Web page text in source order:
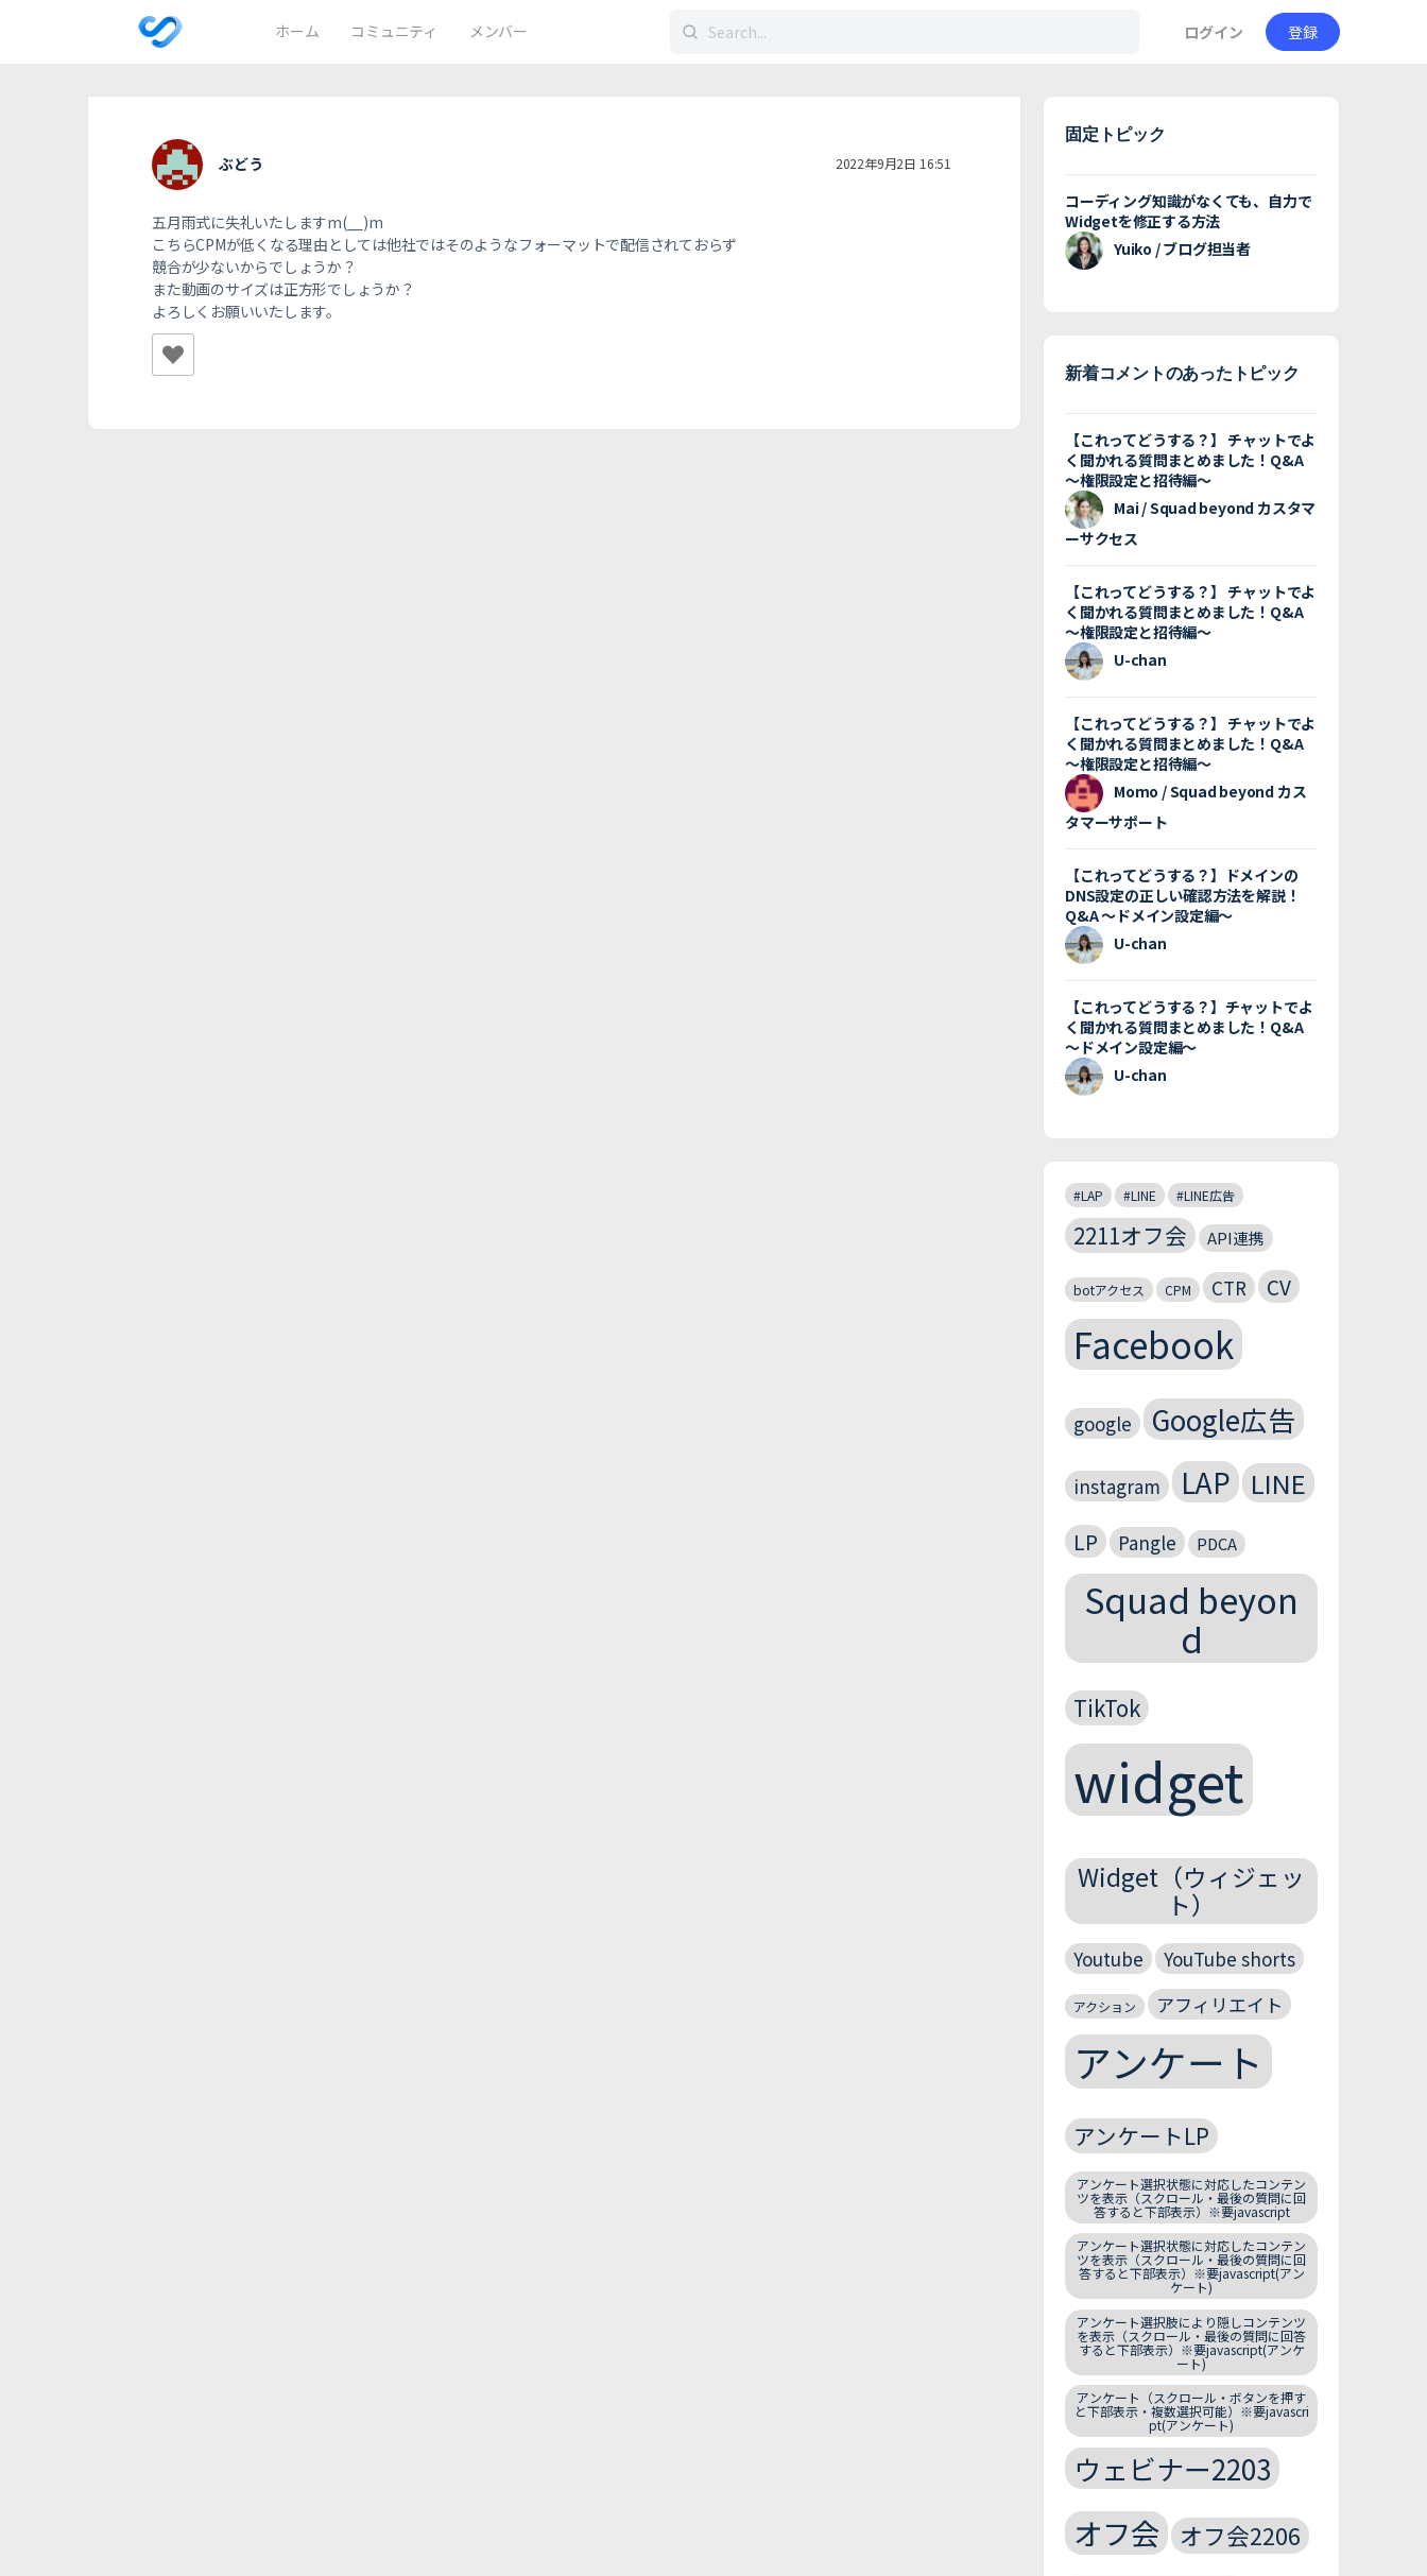
ホーム コミュニティ メンバー
検
ログイン 登録
ぶどう 2022年9月2日 16:51
五月雨式に失礼いたしますm(__)m
こちらCPMが低くなる理由としては他社ではそのようなフォーマットで配信されておらず
競合が少ないからでしょうか？
また動画のサイズは正方形でしょうか？
よろしくお願いいたします。
固定トピック
コーディング知識がなくても、自力で
Widgetを修正する方法
Yuiko / ブログ担当者
新着コメントのあったトピック
【これってどうする？】 チャットでよ
く聞かれる質問まとめました！Q&A
〜権限設定と招待編〜
Mai / Squad beyond カスタマ
ーサクセス
【これってどうする？】 チャットでよ
く聞かれる質問まとめました！Q&A
〜権限設定と招待編〜
U-chan
【これってどうする？】 チャットでよ
く聞かれる質問まとめました！Q&A
〜権限設定と招待編〜
Momo / Squad beyond カス
タマーサポート
【これってどうする？】ドメインの
DNS設定の正しい確認方法を解説！
Q&A 〜ドメイン設定編〜
U-chan
【これってどうする？】チャットでよ
く聞かれる質問まとめました！Q&A
〜ドメイン設定編〜
U-chan
#LAP #LINE #LINE広告
2211オフ会 API連携
botアクセス CPM CTR CV
Facebook
google Google広告
instagram LAP LINE
LP Pangle PDCA
Squad beyon
d
TikTok
widget
Widget（ウィジェッ
ト）
Youtube YouTube shorts
アクション アフィリエイト
アンケート
アンケートLP
アンケート選択状態に対応したコンテン
ツを表示（スクロール・最後の質問に回
答すると下部表示）※要javascript
アンケート選択状態に対応したコンテン
ツを表示（スクロール・最後の質問に回
答すると下部表示）※要javascript(アン
ケート)
アンケート選択肢により隠しコンテンツ
を表示（スクロール・最後の質問に回答
すると下部表示）※要javascript(アンケ
ート)
アンケート（スクロール・ボタンを押す
と下部表示・複数選択可能）※要javascri
pt(アンケート)
ウェビナー2203
オフ会 オフ会2206